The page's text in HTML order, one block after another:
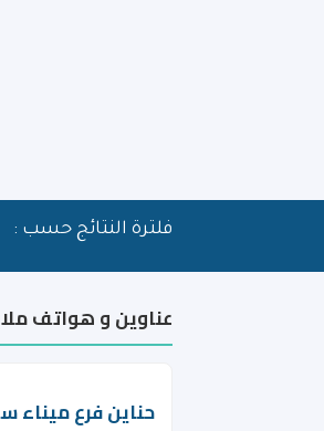
فلترة النتائج حسب :
عناوين و هواتف
حناين فرع ميناء